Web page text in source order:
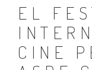
EL
CINE